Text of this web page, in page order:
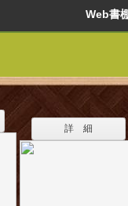
Web
詳 細